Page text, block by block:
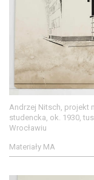
Andrzej Nitsch, projekt
studencka, ok. 1930,
Wrocławiu
Materiały MA